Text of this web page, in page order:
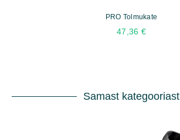
PRO Tolmukate
47,36 €
Samast kategooriast